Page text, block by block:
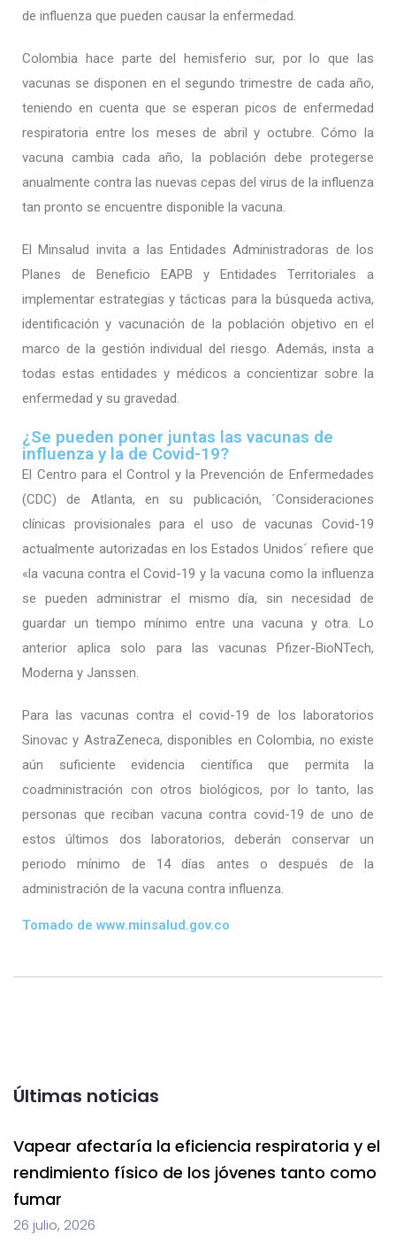
de influenza que pueden causar la enfermedad.
Colombia hace parte del hemisferio sur, por lo que las
vacunas se disponen en el segundo trimestre de cada año,
teniendo en cuenta que se esperan picos de enfermedad
respiratoria entre los meses de abril y octubre. Cómo la
vacuna cambia cada año, la población debe protegerse
anualmente contra las nuevas cepas del virus de la influenza
tan pronto se encuentre disponible la vacuna.
El Minsalud invita a las Entidades Administradoras de los
Planes de Beneficio EAPB y Entidades Territoriales a
implementar estrategias y tácticas para la búsqueda activa,
identificación y vacunación de la población objetivo en el
marco de la gestión individual del riesgo. Además, insta a
todas estas entidades y médicos a concientizar sobre la
enfermedad y su gravedad.
¿Se pueden poner juntas las vacunas de
influenza y la de Covid-19?
El Centro para el Control y la Prevención de Enfermedades
(CDC) de Atlanta, en su publicación, ´Consideraciones
clínicas provisionales para el uso de vacunas Covid-19
actualmente autorizadas en los Estados Unidos´ refiere que
«la vacuna contra el Covid-19 y la vacuna como la influenza
se pueden administrar el mismo día, sin necesidad de
guardar un tiempo mínimo entre una vacuna y otra. Lo
anterior aplica solo para las vacunas Pfizer-BioNTech,
Moderna y Janssen.
Para las vacunas contra el covid-19 de los laboratorios
Sinovac y AstraZeneca, disponibles en Colombia, no existe
aún suficiente evidencia científica que permita la
coadministración con otros biológicos, por lo tanto, las
personas que reciban vacuna contra covid-19 de uno de
estos últimos dos laboratorios, deberán conservar un
periodo mínimo de 14 días antes o después de la
administración de la vacuna contra influenza.
Tomado de www.minsalud.gov.co
Últimas noticias
Vapear afectaría la eficiencia respiratoria y el
rendimiento físico de los jóvenes tanto como
fumar
26 julio, 2026